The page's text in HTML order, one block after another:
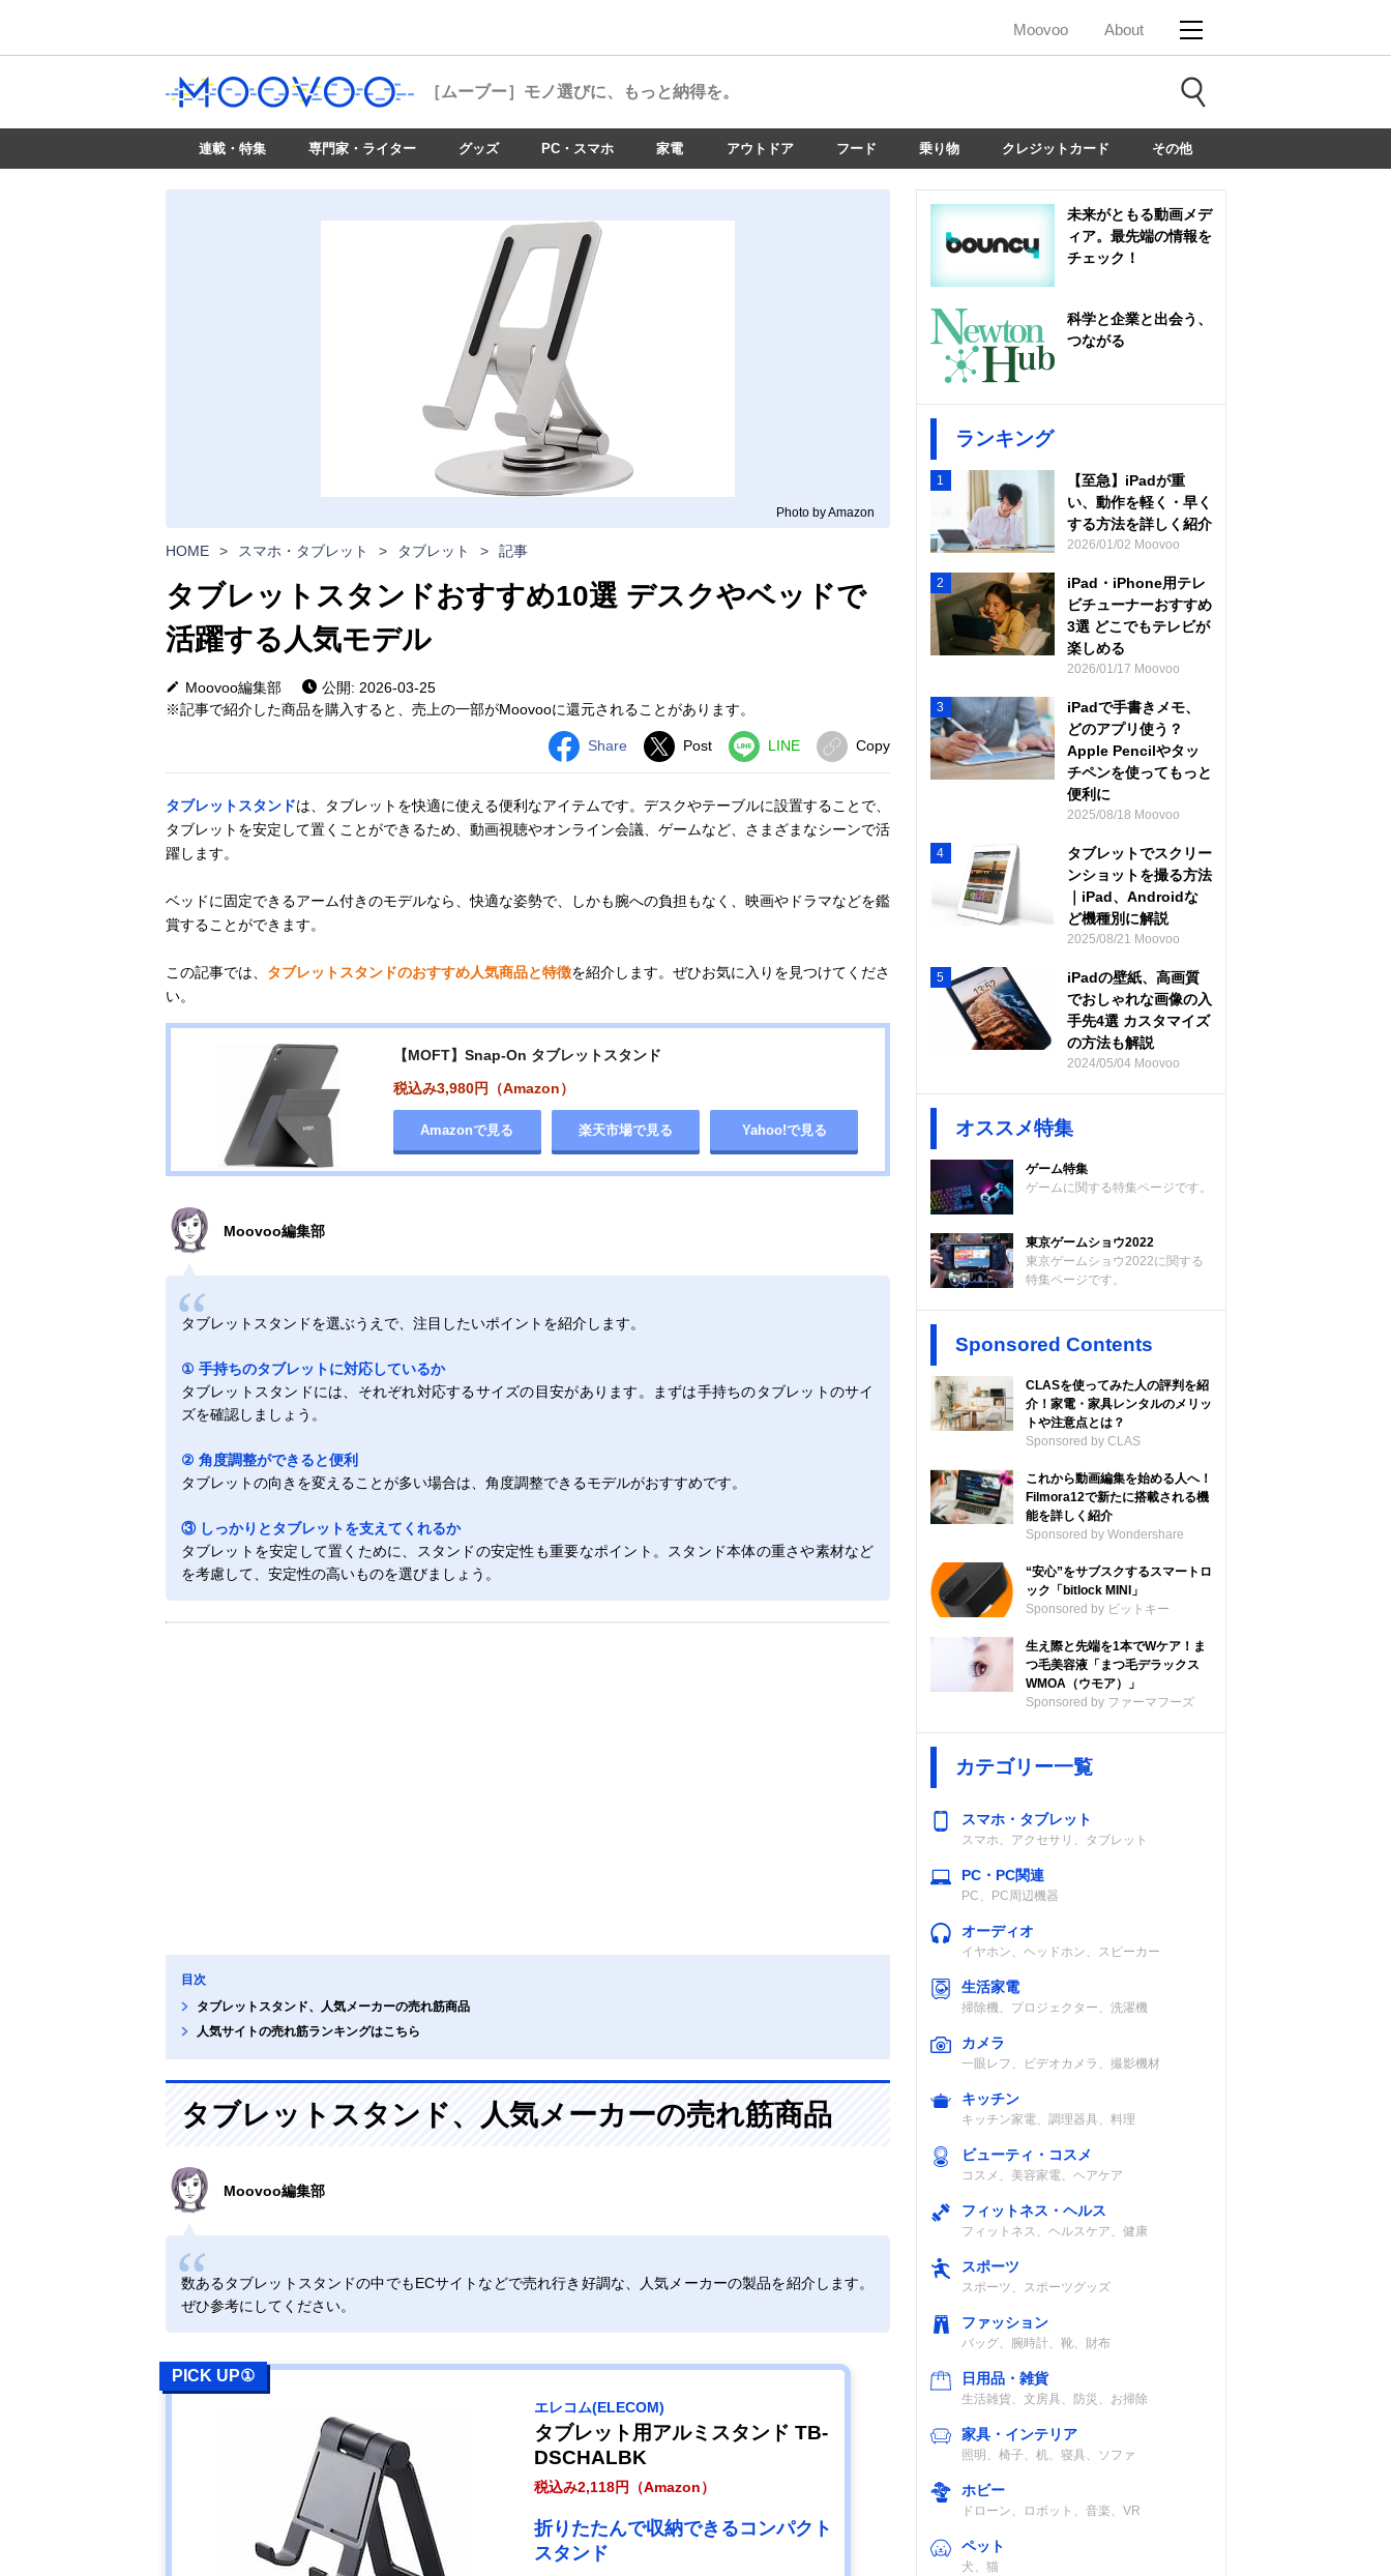
Moovoo About
［ムーブー］ モノ選びに、もっと納得を。
連載・特集 専門家・ライター グッズ PC・スマホ 家電 アウトドア フード 乗り物 クレジットカード その他
Photo by Amazon
HOME > スマホ・タブレット > タブレット > 記事
タブレットスタンドおすすめ10選 デスクやベッドで
活躍する人気モデル
Moovoo編集部
公開: 2026-03-25
※記事で紹介した商品を購入すると、売上の一部がMoovooに還元されることがあります。
Share Post LINE Copy
タブレットスタンドは、タブレットを快適に使える便利なアイテムです。デスクやテーブルに設置することで、
タブレットを安定して置くことができるため、動画視聴やオンライン会議、ゲームなど、さまざまなシーンで活
躍します。
ベッドに固定できるアーム付きのモデルなら、快適な姿勢で、しかも腕への負担もなく、映画やドラマなどを鑑
賞することができます。
この記事では、 タブレットスタンドのおすすめ人気商品と特徴を紹介します。ぜひお気に入りを見つけてくださ
い。
【MOFT】Snap-On タブレットスタンド
税込み3,980円（Amazon）
Amazonで見る 楽天市場で見る Yahoo!で見る
Moovoo編集部
タブレットスタンドを選ぶうえで、注目したいポイントを紹介します。
① 手持ちのタブレットに対応しているか
タブレットスタンドには、それぞれ対応するサイズの目安があります。まずは手持ちのタブレットのサイ
ズを確認しましょう。
② 角度調整ができると便利
タブレットの向きを変えることが多い場合は、角度調整できるモデルがおすすめです。
③ しっかりとタブレットを支えてくれるか
タブレットを安定して置くために、スタンドの安定性も重要なポイント。スタンド本体の重さや素材など
を考慮して、安定性の高いものを選びましょう。
目次
タブレットスタンド、人気メーカーの売れ筋商品
人気サイトの売れ筋ランキングはこちら
タブレットスタンド、人気メーカーの売れ筋商品
Moovoo編集部
数あるタブレットスタンドの中でもECサイトなどで売れ行き好調な、人気メーカーの製品を紹介します。
ぜひ参考にしてください。
PICK UP①
エレコム(ELECOM)
タブレット用アルミスタンド TB-
DSCHALBK
税込み2,118円（Amazon）
折りたたんで収納できるコンパクト
スタンド
未来がともる動画メデ
ィア。最先端の情報を
チェック！
科学と企業と出会う、
つながる
ランキング
1
【至急】iPadが重
い、動作を軽く・早く
する方法を詳しく紹介
2026/01/02 Moovoo
2
iPad・iPhone用テレ
ビチューナーおすすめ
3選 どこでもテレビが
楽しめる
2026/01/17 Moovoo
3
iPadで手書きメモ、
どのアプリ使う？
Apple Pencilやタッ
チペンを使ってもっと
便利に
2025/08/18 Moovoo
4
タブレットでスクリー
ンショットを撮る方法
｜iPad、Androidな
ど機種別に解説
2025/08/21 Moovoo
5
iPadの壁紙、高画質
でおしゃれな画像の入
手先4選 カスタマイズ
の方法も解説
2024/05/04 Moovoo
オススメ特集
ゲーム特集
ゲームに関する特集ページです。
東京ゲームショウ2022
東京ゲームショウ2022に関する
特集ページです。
Sponsored Contents
CLASを使ってみた人の評判を紹
介！家電・家具レンタルのメリッ
トや注意点とは？
Sponsored by CLAS
これから動画編集を始める人へ！
Filmora12で新たに搭載される機
能を詳しく紹介
Sponsored by Wondershare
“安心”をサブスクするスマートロ
ック「bitlock MINI」
Sponsored by ビットキー
生え際と先端を1本でWケア！ま
つ毛美容液「まつ毛デラックス
WMOA（ウモア）」
Sponsored by ファーマフーズ
カテゴリー一覧
スマホ・タブレット
スマホ、アクセサリ、タブレット
PC・PC関連
PC、PC周辺機器
オーディオ
イヤホン、ヘッドホン、スピーカー
生活家電
掃除機、プロジェクター、洗濯機
カメラ
一眼レフ、ビデオカメラ、撮影機材
キッチン
キッチン家電、調理器具、料理
ビューティ・コスメ
コスメ、美容家電、ヘアケア
フィットネス・ヘルス
フィットネス、ヘルスケア、健康
スポーツ
スポーツ、スポーツグッズ
ファッション
バッグ、腕時計、靴、財布
日用品・雑貨
生活雑貨、文房具、防災、お掃除
家具・インテリア
照明、椅子、机、寝具、ソファ
ホビー
ドローン、ロボット、音楽、VR
ペット
犬、猫